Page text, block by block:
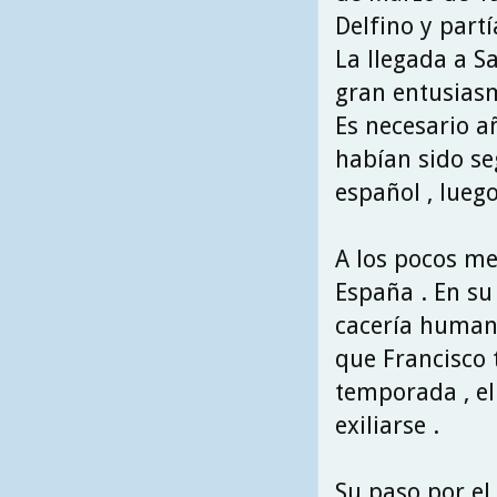
Delfino y
La llegada a
gran
Es necesario
habían sido
español ,
A los pocos
España . En
cacería
que Francisco
temporada ,
exiliarse .